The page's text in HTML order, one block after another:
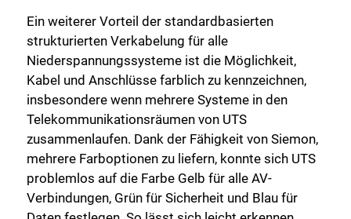
Ein weiterer Vorteil der standardbasierten
strukturierten Verkabelung für alle
Niederspannungssysteme ist die Möglichkeit,
Kabel und Anschlüsse farblich zu kennzeichnen,
insbesondere wenn mehrere Systeme in den
Telekommunikationsräumen von UTS
zusammenlaufen. Dank der Fähigkeit von Siemon,
mehrere Farboptionen zu liefern, konnte sich UTS
problemlos auf die Farbe Gelb für alle AV-
Verbindungen, Grün für Sicherheit und Blau für